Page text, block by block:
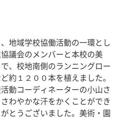
地域学校協働活動の一環とし
議会のメンバーと本校の美
、校地南側のランニングロー
約１２００本を植えました。
動コーディネーターの小山さ
わやかな汗をかくことができ
とうございました。美術・園